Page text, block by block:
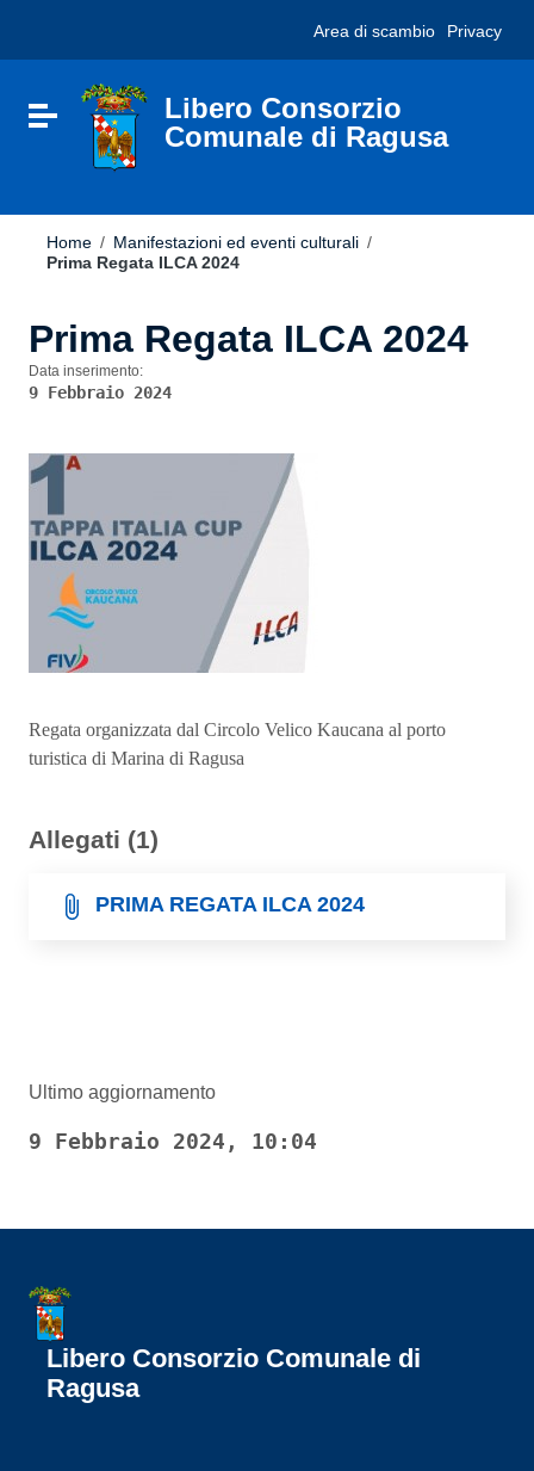
sito
include
Vai al footer
Area di scambio Privacy
Attiva / disattiva la navigazione
Libero Consorzio
Comunale di Ragusa
Home / Manifestazioni ed eventi culturali /
Prima Regata ILCA 2024
Prima Regata ILCA 2024
Data inserimento:
9 Febbraio 2024
Regata organizzata dal Circolo Velico Kaucana al porto
turistica di Marina di Ragusa
Allegati (1)
PRIMA REGATA ILCA 2024
Ultimo aggiornamento
9 Febbraio 2024, 10:04
Libero Consorzio Comunale di
Ragusa